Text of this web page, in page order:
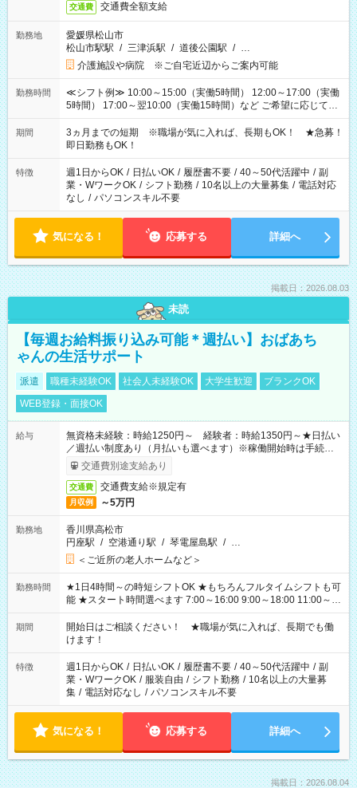
交通費 交通費全額支給
勤務地
愛媛県松山市
松山市駅駅 / 三津浜駅 / 道後公園駅 / …
介護施設や病院 ※ご自宅近辺からご案内可能
勤務時間
≪シフト例≫ 10:00～15:00（実働5時間） 12:00～17:00（実働
5時間） 17:00～翌10:00（実働15時間）など ご希望に応じて、
働く時間は調整できます！ お気軽に担当へ相談ください！
期間
3ヵ月までの短期 ※職場が気に入れば、長期もOK！ ★急募！
即日勤務もOK！
特徴 週1日からOK / 日払いOK / 履歴書不要 / 40～50代活躍中 / 副
業・WワークOK / シフト勤務 / 10名以上の大量募集 / 電話対応
なし / パソコンスキル不要
気になる！ 応募する 詳細へ
掲載日：2026.08.03
未読
【毎週お給料振り込み可能＊週払い】おばあち
ゃんの生活サポート
派遣 職種未経験OK 社会人未経験OK 大学生歓迎
ブランクOK
WEB登録・面接OK
給与
無資格未経験：時給1250円～ 経験者：時給1350円～★日払い
／週払い制度あり（月払いも選べます）※稼働開始時は手続き完
了次第のお支払いとなります。
交通費別途支給あり
交通費 交通費支給※規定有
月収例 ～5万円
勤務地
香川県高松市
円座駅 / 空港通り駅 / 琴電屋島駅 / …
＜ご近所の老人ホームなど＞
勤務時間
★1日4時間～の時短シフトOK ★もちろんフルタイムシフトも可
能 ★スタート時間選べます 7:00～16:00 9:00～18:00 11:00～
20:00 など 残業なし！ ※Wワークの場合、他のお仕事と合わせ
週40時間超の就業はご案内できません ※法令に基づき、週20時
間以上勤務は社会保険への加入対象となります ※労働者派遣法
（日雇い派遣の原則禁止）により、短時間・短期間の就業はご
案内が難しい場合があります
期間
開始日はご相談ください！ ★職場が気に入れば、長期でも働
けます！
特徴 週1日からOK / 日払いOK / 履歴書不要 / 40～50代活躍中 / 副
業・WワークOK / 服装自由 / シフト勤務 / 10名以上の大量募
集 / 電話対応なし / パソコンスキル不要
気になる！ 応募する 詳細へ
掲載日：2026.08.04